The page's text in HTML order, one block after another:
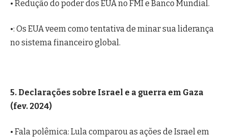
• Redução do poder dos EUA no FMI e Banco Mundial.
•: Os EUA veem como tentativa de minar sua liderança
no sistema financeiro global.
5. Declarações sobre Israel e a guerra em Gaza
(fev. 2024)
• Fala polêmica: Lula comparou as ações de Israel em